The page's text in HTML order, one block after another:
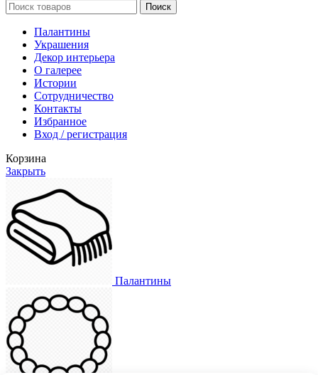
Поиск
Палантины
Украшения
Декор интерьера
О галерее
Истории
Сотрудничество
Контакты
Избранное
Вход / регистрация
Корзина
Закрыть
Палантины